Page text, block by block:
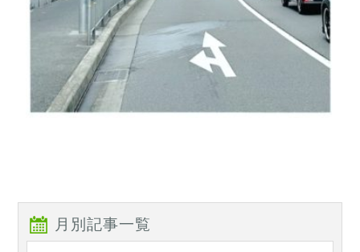
月別記事一覧